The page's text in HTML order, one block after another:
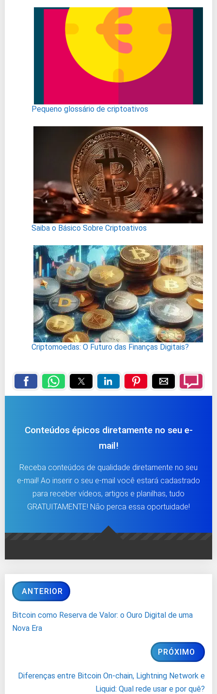
Pequeno glossário de criptoativos
Saiba o Básico Sobre Criptoativos
Criptomoedas: O Futuro das Finanças Digitais?
Conteúdos épicos diretamente no seu e-
mail!
Receba conteúdos de qualidade diretamente no seu
e-mail! Ao inserir o seu e-mail você estará cadastrado
para receber vídeos, artigos e planilhas, tudo
GRATUITAMENTE! Não perca essa oportuidade!
ANTERIOR
Bitcoin como Reserva de Valor: o Ouro Digital de uma
Nova Era
PRÓXIMO
Diferenças entre Bitcoin On-chain, Lightning Network e
Liquid: Qual rede usar e por quê?